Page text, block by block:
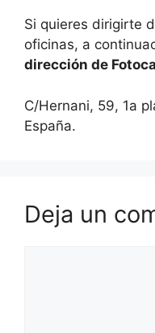
Si quieres dirigirte
oficinas, a
dirección de
C/Hernani, 59, 1a
España.
Deja un